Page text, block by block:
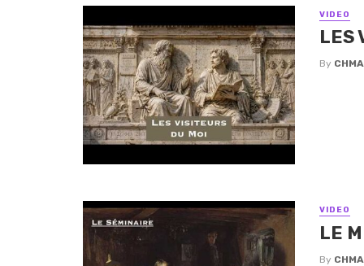
VIDEO
LES
By
VIDEO
LE
By